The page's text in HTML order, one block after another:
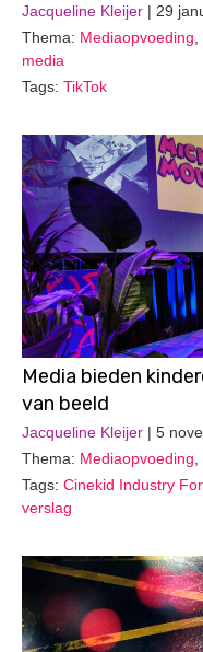
Jacqueline Kleijer | 29
Thema: Mediaopvoeding
media
Tags: TikTok
Media bieden
van beeld
Jacqueline Kleijer | 5
Thema: Mediaopvoeding
Tags: Cinekid Industry
verslag